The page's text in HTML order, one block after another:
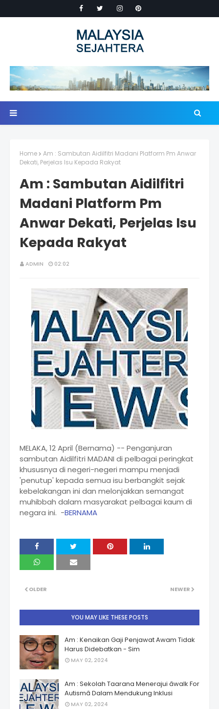
Home
Am : Sambutan Aidilfitri Madani Platform Pm Anwar
Dekati, Perjelas Isu Kepada Rakyat
Am : Sambutan Aidilfitri
Madani Platform Pm
Anwar Dekati, Perjelas Isu
Kepada Rakyat
ADMIN 02:02
MELAKA, 12 April (Bernama) -- Penganjuran
sambutan Aidilfitri MADANI di pelbagai peringkat
khususnya di negeri-negeri mampu menjadi
'penutup' kepada semua isu berbangkit sejak
kebelakangan ini dan melonjakkan semangat
muhibbah dalam masyarakat pelbagai kaum di
negara ini. -BERNAMA
NEWER
OLDER
YOU MAY LIKE THESE POSTS
Am : Kenaikan Gaji Penjawat Awam Tidak
Harus Didebatkan - Sim
MAY 02, 2024
Am : Sekolah Taarana Menerajui âwalk For
Autismâ Dalam Mendukung Inklusi
MAY 02, 2024